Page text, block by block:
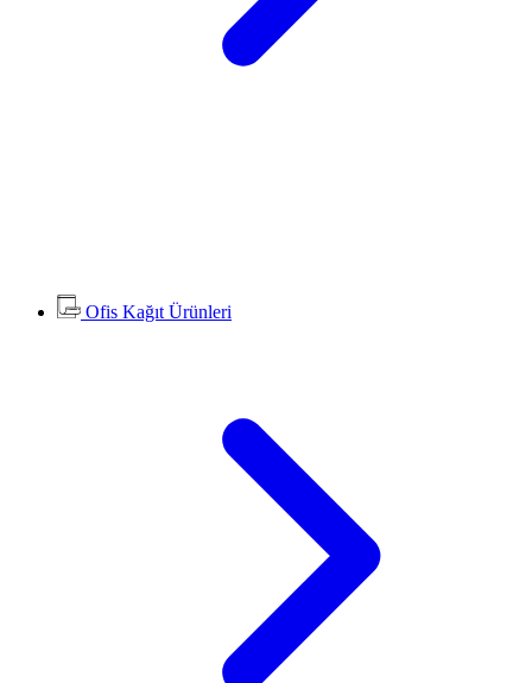
Ofis Kağıt Ürünleri